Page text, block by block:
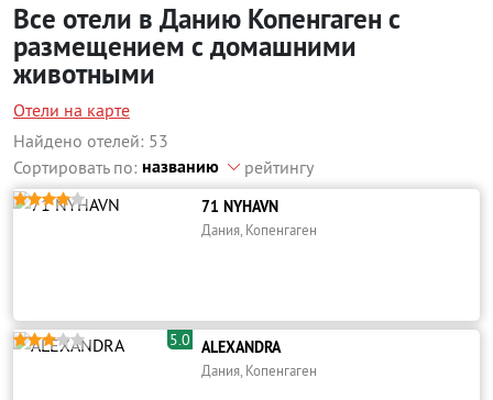
Все отели в Данию Копенгаген с
размещением с домашними
животными
Отели на карте
Найдено отелей: 53
Сортировать по: названию рейтингу
 71 NYHAVN
Дания, Копенгаген
 5.0 ALEXANDRA
Дания, Копенгаген